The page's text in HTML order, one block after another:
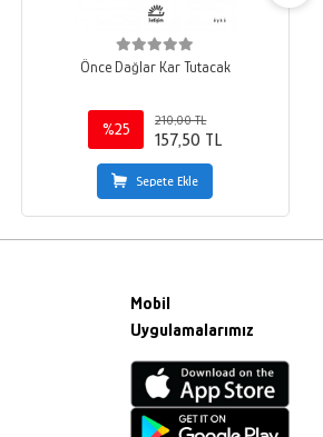
Önce Dağlar Kar Tutacak
%25
210,00 TL
157,50 TL
Sepete Ekle
Mobil
Uygulamalarımız